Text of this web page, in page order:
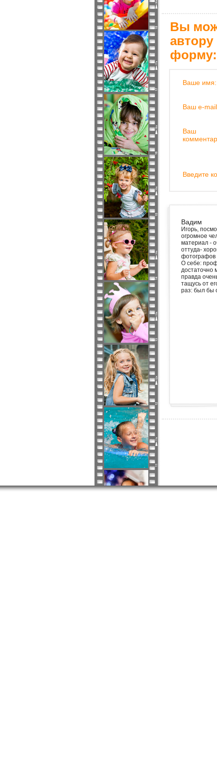
Вы
форму:
Ваше имя:
Ваш e-
Ваш
Введите
Вадим
Игорь,
огромное
материал -
оттуда-
фотографов
О себе:
достаточно
правда
тащусь от
раз: был бы